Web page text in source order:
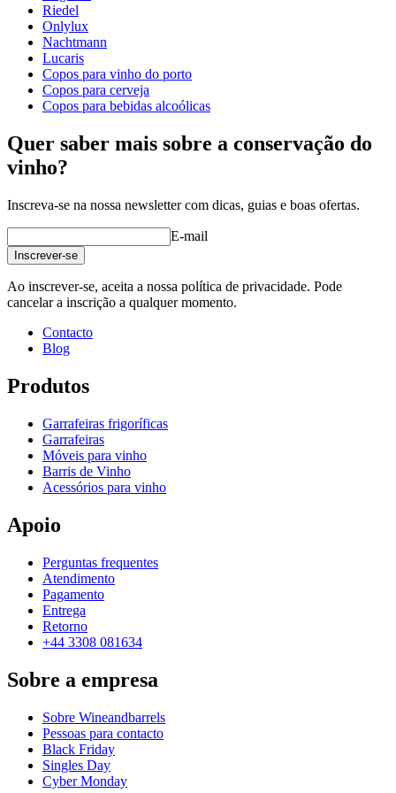
vidroCopo de vinho branco, Copo de cristal
diâmetro (cm)
capacidade (cl)
Riedel
Onlylux
Nachtmann
Lucaris
Copos para vinho do porto
Copos para cerveja
Copos para bebidas alcoólicas
Quer saber mais sobre a conservação do
vinho?
Inscreva-se na nossa newsletter com dicas, guias e boas ofertas.
E-mail
Inscrever-se
Ao inscrever-se, aceita a nossa política de privacidade. Pode
cancelar a inscrição a qualquer momento.
Contacto
Blog
Produtos
Garrafeiras frigoríficas
Garrafeiras
Móveis para vinho
Barris de Vinho
Acessórios para vinho
Apoio
Perguntas frequentes
Atendimento
Pagamento
Entrega
Retorno
+44 3308 081634
Sobre a empresa
Sobre Wineandbarrels
Pessoas para contacto
Black Friday
Singles Day
Cyber Monday